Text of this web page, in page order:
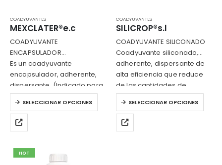
COADYUVANTES
MEXCLATER®e.c
COADYUVANTE
ENCAPSULADOR
Es un coadyuvante
encapsulador, adherente,
dispersante. (Indicado para
bioinsumos)
SELECCIONAR OPCIONES
Este
producto
tiene
múltiples
Las
COADYUVANTES
SILICROP®s.l
COADYUVANTE SILICONADO
Coadyuvante siliconado,
adherente, dispersante de
alta eficiencia que reduce
de las cantidades de
producto aplicado.
SELECCIONAR OPCIONES
Este
producto
tiene
múltiples
HOT